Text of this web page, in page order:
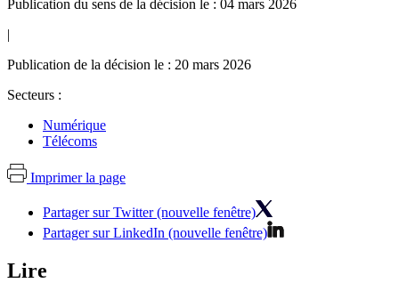
Publication du sens de la décision le : 04 mars 2026
|
Publication de la décision le : 20 mars 2026
Secteurs :
Numérique
Télécoms
Imprimer la page
Partager sur Twitter (nouvelle fenêtre)
Partager sur LinkedIn (nouvelle fenêtre)
Lire